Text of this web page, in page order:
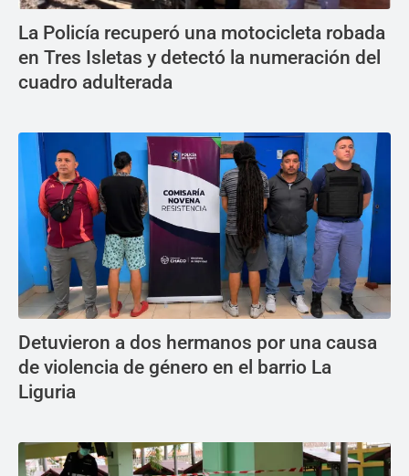
La Policía recuperó una motocicleta robada
en Tres Isletas y detectó la numeración del
cuadro adulterada
Detuvieron a dos hermanos por una causa
de violencia de género en el barrio La
Liguria